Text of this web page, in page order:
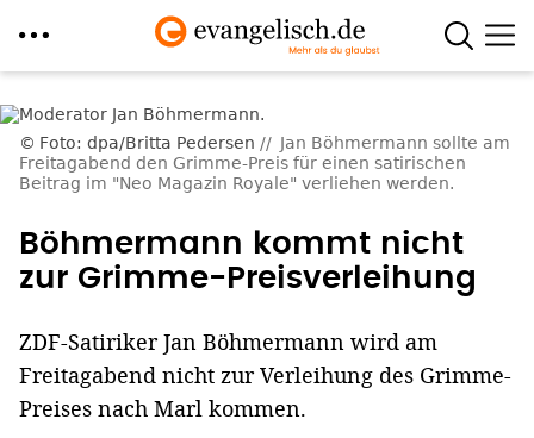
zum
InhaltFoto: dpa/Britta Pedersen
Jan Böhmermann sollte am
Freitagabend den Grimme-Preis für einen satirischen
Beitrag im "Neo Magazin Royale" verliehen werden.
Böhmermann kommt nicht
zur Grimme-Preisverleihung
ZDF-Satiriker Jan Böhmermann wird am
Freitagabend nicht zur Verleihung des Grimme-
Preises nach Marl kommen.